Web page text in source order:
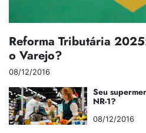
Reforma Tributária
o Varejo?
08/12/2016
Seu
NR-1?
08/12/2016